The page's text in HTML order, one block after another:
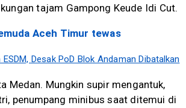
tajam Gampong Keude Idi Cut.
Aceh Timur tewas
Desak PoD Blok Andaman Dibatalkan
Medan. Mungkin supir mengantuk,
penumpang minibus saat ditemui di